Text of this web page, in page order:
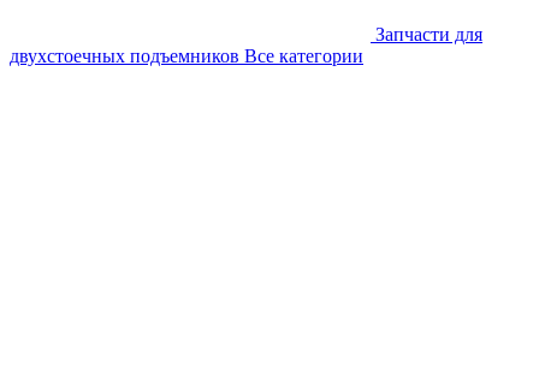
Запчасти для
двухстоечных подъемников Все категории